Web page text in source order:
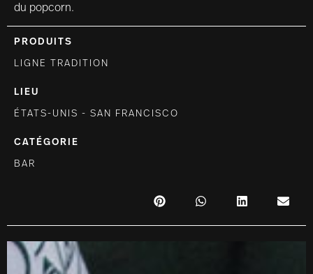
du popcorn.
PRODUITS
LIGNE TRADITION
LIEU
ÉTATS-UNIS - SAN FRANCISCO
CATÉGORIE
BAR